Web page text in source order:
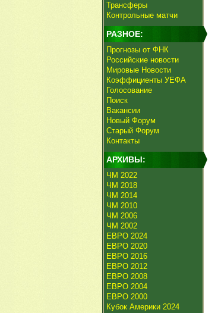
Трансферы
Контрольные матчи
РАЗНОЕ:
Прогнозы от ФНК
Российские новости
Мировые Новости
Коэффициенты УЕФА
Голосование
Поиск
Вакансии
Новый Форум
Старый Форум
Контакты
АРХИВЫ:
ЧМ 2022
ЧМ 2018
ЧМ 2014
ЧМ 2010
ЧМ 2006
ЧМ 2002
ЕВРО 2024
ЕВРО 2020
ЕВРО 2016
ЕВРО 2012
ЕВРО 2008
ЕВРО 2004
ЕВРО 2000
Кубок Америки 2024